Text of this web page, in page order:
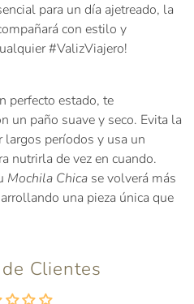
para un día ajetreado, la
con estilo y
#ValizViajero!
perfecto estado, te
un paño suave y seco. Evita la
períodos y usa un
nutrirla de vez en cuando.
Mochila Chica se volverá más
una pieza única que
Clientes
sesión
para agregar productos
los artículos guardados